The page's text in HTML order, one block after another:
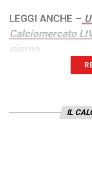
LEGGI ANCHE –
Calciomercato
giorno
IL